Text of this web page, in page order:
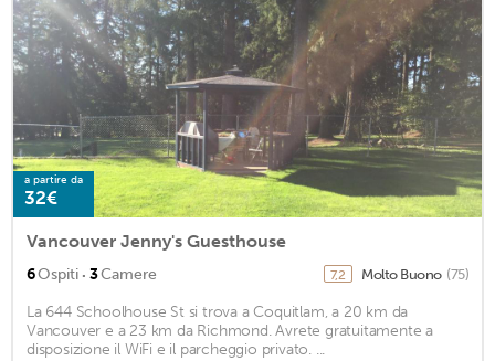
a partire da
32€
Vancouver Jenny's Guesthouse
6Ospiti · 3Camere 7,2 Molto Buono (75)
La 644 Schoolhouse St si trova a Coquitlam, a 20 km da
Vancouver e a 23 km da Richmond. Avrete gratuitamente a
disposizione il WiFi e il parcheggio privato. ...